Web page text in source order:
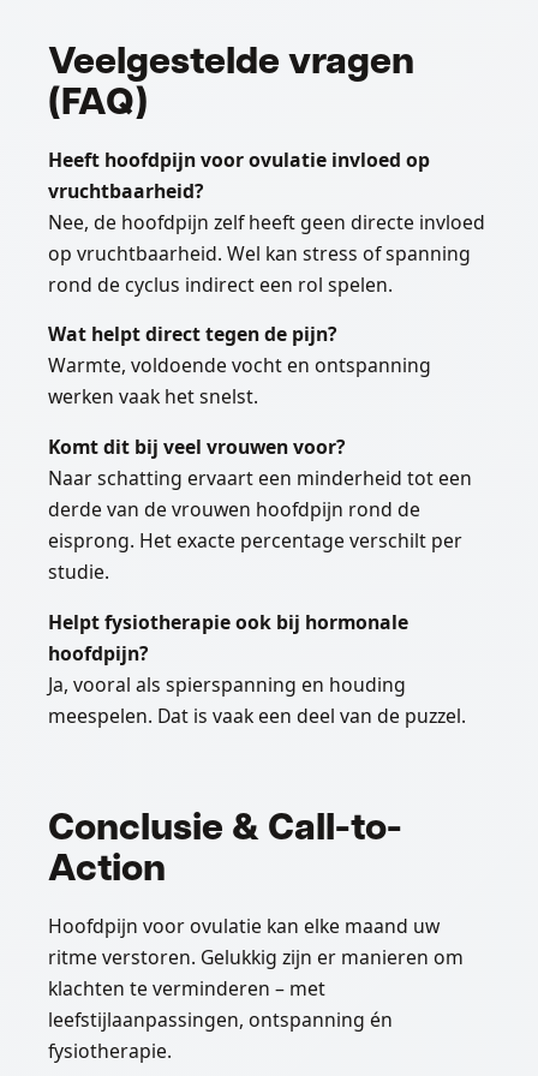
Veelgestelde vragen
(FAQ)
Heeft hoofdpijn voor ovulatie invloed op
vruchtbaarheid?
Nee, de hoofdpijn zelf heeft geen directe invloed
op vruchtbaarheid. Wel kan stress of spanning
rond de cyclus indirect een rol spelen.
Wat helpt direct tegen de pijn?
Warmte, voldoende vocht en ontspanning
werken vaak het snelst.
Komt dit bij veel vrouwen voor?
Naar schatting ervaart een minderheid tot een
derde van de vrouwen hoofdpijn rond de
eisprong. Het exacte percentage verschilt per
studie.
Helpt fysiotherapie ook bij hormonale
hoofdpijn?
Ja, vooral als spierspanning en houding
meespelen. Dat is vaak een deel van de puzzel.
Conclusie & Call-to-
Action
Hoofdpijn voor ovulatie kan elke maand uw
ritme verstoren. Gelukkig zijn er manieren om
klachten te verminderen – met
leefstijlaanpassingen, ontspanning én
fysiotherapie.